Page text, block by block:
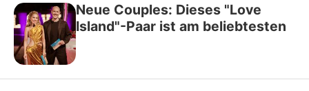
Neue Couples: Dieses "Love
Island"-Paar ist am beliebtesten